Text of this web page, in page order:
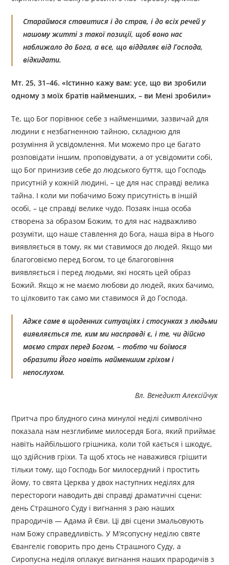
Стараймося ставитися і до страв, і до всіх речей у
нашому житті з такої позиції, щоб воно нас
наближало до Бога, а все, що віддаляє від Господа,
відкидати.
Мт. 25, 31–46. «Істинно кажу вам: усе, що ви зробили
одному з моїх братів найменших, – ви Мені зробили»
Те, що Бог порівнює себе з найменшими, зазвичай для
людини є незбагненною тайною, складною для
розуміння й усвідомлення. Ми можемо про це багато
розповідати іншим, проповідувати, а от усвідомити собі,
що Бог принизив себе до людського буття, що Господь
присутній у кожній людині, – це для нас справді велика
тайна. І коли ми побачимо Божу присутність в іншій
особі, – це справді велике чудо. Позаяк інша особа
створена за образом Божим, то для нас надважливо
розуміти, що наше ставлення до Бога, наша віра в Нього
виявляється в тому, як ми ставимося до людей. Якщо ми
благоговіємо перед Богом, то це благоговіння
виявляється і перед людьми, які носять цей образ
Божий. Якщо ж не маємо любови до людей, яких бачимо,
то цілковито так само ми ставимося й до Господа.
Адже саме в щоденних ситуаціях і стосунках з людьми
виявляється те, ким ми насправді є, і те, чи дійсно
маємо страх перед Богом, – тобто чи боїмося
образити Його навіть найменшим гріхом і
непослухом.
Вл. Венедикт Алексійчук
Притча про блудного сина минулої неділі символічно
показала нам незглибиме милосердя Бога, який приймає
навіть найбільшого грішника, коли той кається і шкодує,
що здійснив гріхи. Та щоб хтось не наважився грішити
тільки тому, що Господь Бог милосердний і простить
йому, то свята Церква у двох наступних неділях для
перестороги наводить дві справді драматичні сцени:
день Страшного Суду і вигнання з раю наших
прародичів — Адама й Єви. Ці дві сцени змальовують
нам Божу справедливість. У М’ясопусну неділю святе
Євангеліє говорить про день Страшного Суду, а
Сиропусна неділя оплакує вигнання наших прародичів з